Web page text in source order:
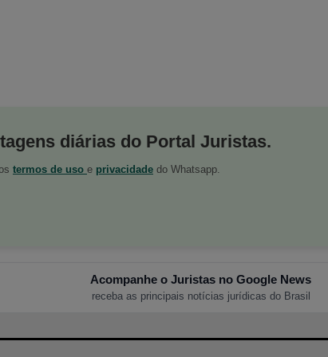
diárias do Portal Juristas.
termos de uso e privacidade do Whatsapp.
Acompanhe o Juristas no Google News
receba as principais notícias jurídicas do Brasil